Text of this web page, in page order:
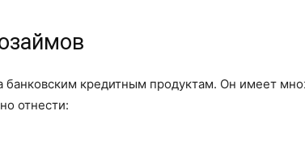
банковским кредитным продуктам. Он имеет
отнести: